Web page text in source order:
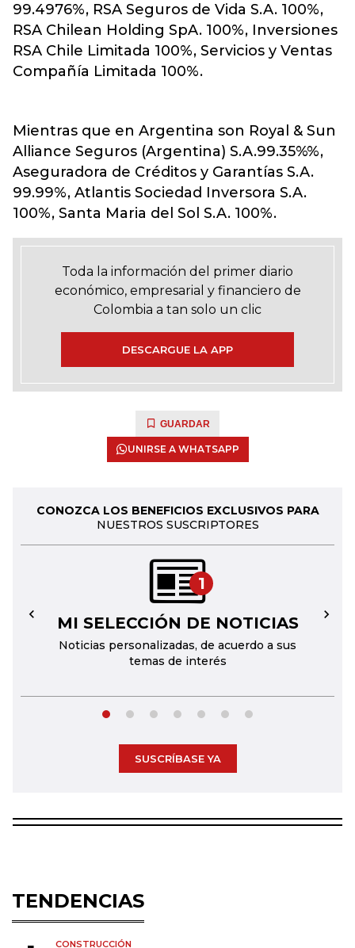
99.4976%, RSA Seguros de Vida S.A. 100%,
RSA Chilean Holding SpA. 100%, Inversiones
RSA Chile Limitada 100%, Servicios y Ventas
Compañía Limitada 100%.
Mientras que en Argentina son Royal & Sun
Alliance Seguros (Argentina) S.A.99.35%%,
Aseguradora de Créditos y Garantías S.A.
99.99%, Atlantis Sociedad Inversora S.A.
100%, Santa Maria del Sol S.A. 100%.
Toda la información del primer diario
económico, empresarial y financiero de
Colombia a tan solo un clic
DESCARGUE LA APP
GUARDAR
UNIRSE A WHATSAPP
CONOZCA LOS BENEFICIOS EXCLUSIVOS PARA
NUESTROS SUSCRIPTORES
1
MI SELECCIÓN DE NOTICIAS
Noticias personalizadas, de acuerdo a sus
temas de interés
← →
SUSCRÍBASE YA
TENDENCIAS
CONSTRUCCIÓN